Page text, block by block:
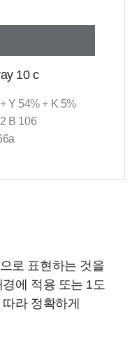
10 c
Y 54% + K 5%
B 106
로 표현하는 것을
에 적용 또는 1도
라 정확하게